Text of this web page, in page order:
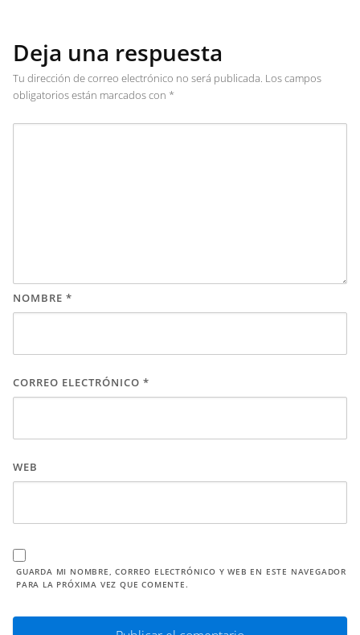
Deja una respuesta
Tu dirección de correo electrónico no será publicada. Los campos
obligatorios están marcados con *
NOMBRE *
CORREO ELECTRÓNICO *
WEB
GUARDA MI NOMBRE, CORREO ELECTRÓNICO Y WEB EN ESTE NAVEGADOR
PARA LA PRÓXIMA VEZ QUE COMENTE.